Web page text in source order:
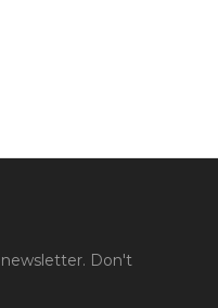
Don't